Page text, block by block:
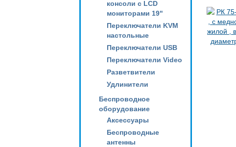
консоли с LCD
мониторами 19"
Переключатели KVM
настольные
Переключатели USB
Переключатели Video
Разветвители
Удлинители
Беспроводное
оборудование
Аксессуары
Беспроводные
антенны